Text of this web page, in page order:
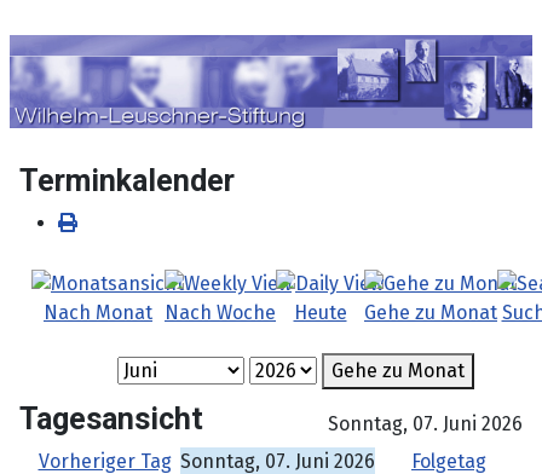
Terminkalender
Nach Monat Nach Woche Heute Gehe zu Monat
Gehe zu Monat
Tagesansicht
Sonntag, 07. Juni 2026
Vorheriger Tag Sonntag, 07. Juni 2026
Folgetag